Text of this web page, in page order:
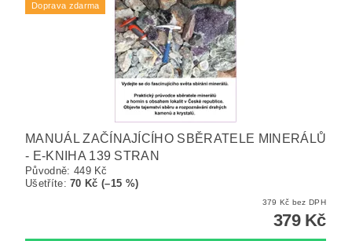
Doprava zdarma
MANUÁL ZAČÍNAJÍCÍHO SBĚRATELE MINERÁLŮ
- E-KNIHA 139 STRAN
Původně: 449 Kč
Ušetříte:70 Kč (–15 %)
379 Kč bez DPH
379 Kč